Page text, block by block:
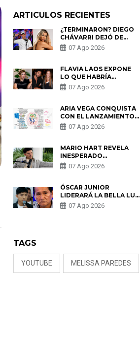
ARTICULOS RECIENTES
¿TERMINARON? DIEGO
CHÁVARRI DEJÓ DE
SEGUIR A GABRIELA
HERRERA Y ANUNCIA SU
07 Ago 2026
FLAVIA LAOS EXPONE
LO QUE HABRÍA
BUSCADO PABLO
HEREDIA CON ALE
PARTES QUERÍA EL
REMEMBER”
07 Ago 2026
ARIA VEGA CONQUISTA
CON EL LANZAMIENTO
DE “TOTOTO (+4)”
07 Ago 2026
MARIO HART REVELA
INESPERADO
PROBLEMA DE SALUD
ANTES DE SEPARARSE
ENCONTRARON UN
TUMOR”
07 Ago 2026
ÓSCAR JUNIOR
LIDERARÁ LA BELLA LUZ
TRAS SALIDA DE SU
PADRE POR POLÉMICA
07 Ago 2026
TAGS
YOUTUBE MELISSA PAREDES